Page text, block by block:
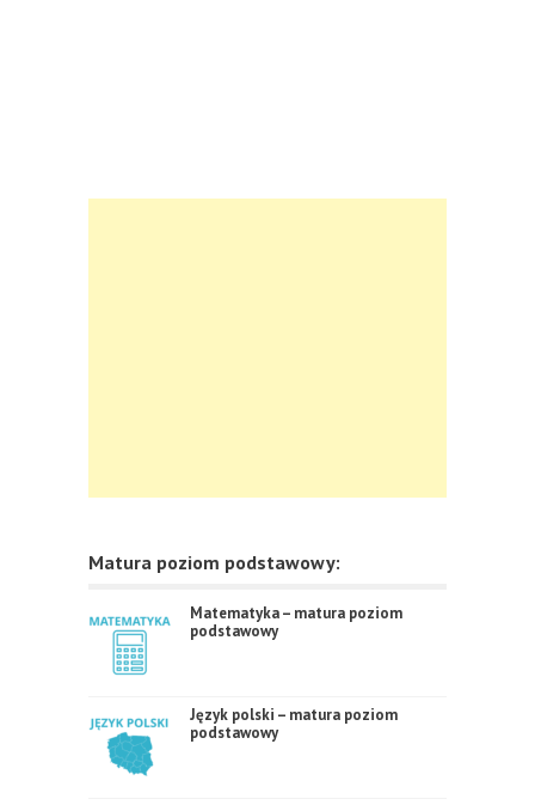
Matura poziom podstawowy:
Matematyka – matura poziom
podstawowy
Język polski – matura poziom
podstawowy